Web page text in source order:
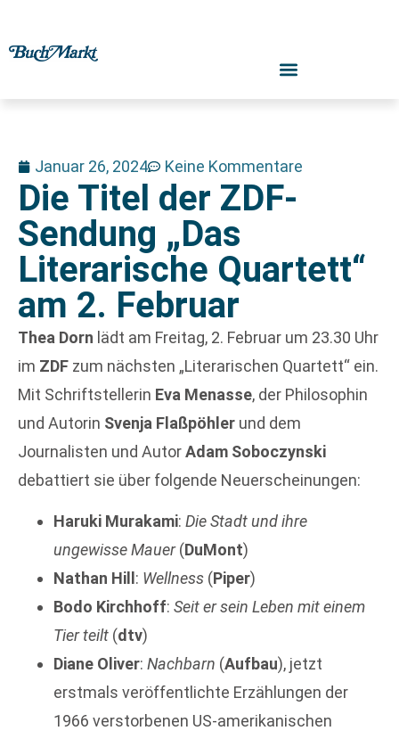
Januar 26, 2024 Keine Kommentare
Die Titel der ZDF-
Sendung „Das
Literarische Quartett“
am 2. Februar
Thea Dorn lädt am Freitag, 2. Februar um 23.30 Uhr
im ZDF zum nächsten „Literarischen Quartett“ ein.
Mit Schriftstellerin Eva Menasse, der Philosophin
und Autorin Svenja Flaßpöhler und dem
Journalisten und AutorAdam Soboczynski
debattiert sie über folgende Neuerscheinungen:
Haruki Murakami: Die Stadt und ihre
ungewisse Mauer(DuMont)
Nathan Hill : Wellness (Piper)
Bodo Kirchhoff: Seit er sein Leben mit einem
Tier teilt (dtv)
Diane Oliver: Nachbarn (Aufbau), jetzt
erstmals veröffentlichte Erzählungen der
1966 verstorbenen US-amerikanischen